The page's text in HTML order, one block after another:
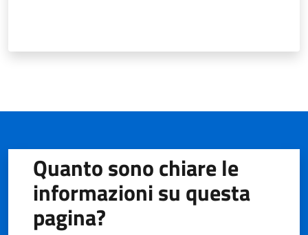
Quanto sono chiare le
informazioni su questa
pagina?